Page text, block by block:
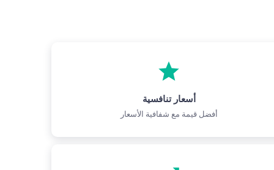
أسعار تنافسية
أفضل قيمة مع شفافية الأسعار